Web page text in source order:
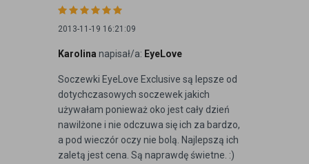
2013-11-19 16:21:09
Karolina napisał/a: EyeLove
Soczewki EyeLove Exclusive są lepsze od
dotychczasowych soczewek jakich
używałam ponieważ oko jest cały dzień
nawilżone i nie odczuwa się ich za bardzo,
a pod wieczór oczy nie bolą. Najlepszą ich
zaletą jest cena. Są naprawdę świetne. :)